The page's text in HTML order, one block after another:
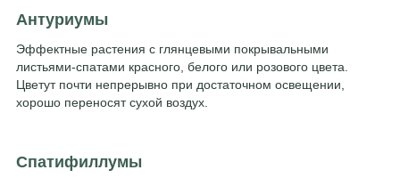
Антуриумы
Эффектные растения с глянцевыми покрывальными
листьями-спатами красного, белого или розового цвета.
Цветут почти непрерывно при достаточном освещении,
хорошо переносят сухой воздух.
Спатифиллумы